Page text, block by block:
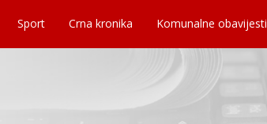
Sport Crna kronika Komunalne obavijesti